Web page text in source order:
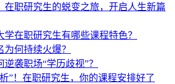
在职研究生的蜕变之旅，开启人生新篇
学在职研究生有哪些课程特色？
何持续火爆？
袭职场“学历歧视”？
”！在职研究生，你的课程安排好了